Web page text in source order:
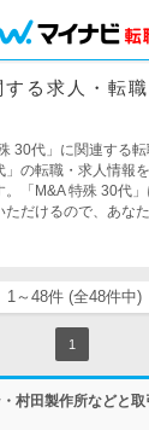
る求人・転
30代」に関連する
」の転職・求人情報
「M&A 特殊 30代
ただけるので、あな
1～48件 (全48件中)
1
村田製作所などと